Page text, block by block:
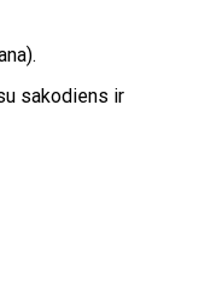
sakodiens ir